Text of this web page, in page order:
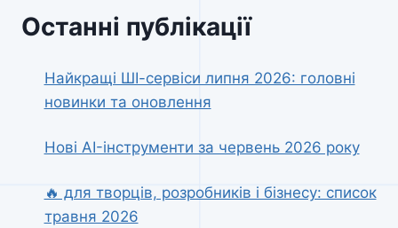
Останні публікації
Найкращі ШІ-сервіси липня 2026: головні
новинки та оновлення
Нові AI-інструменти за червень 2026 року
🔥 для творців, розробників і бізнесу: список
травня 2026